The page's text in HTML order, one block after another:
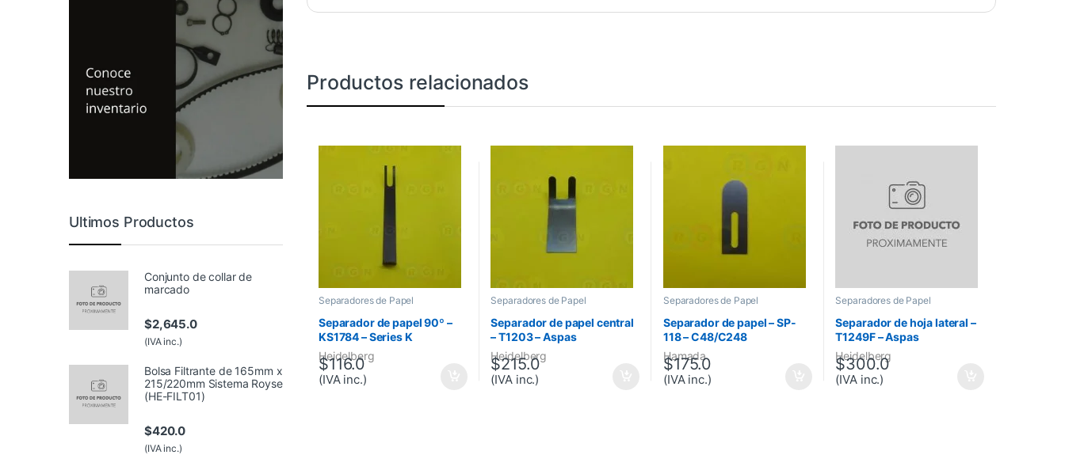
Productos relacionados
Separadores de Papel
Separador de papel 90º –
KS1784 – Series K
Heidelberg
$116.0
(IVA inc.)
Separadores de Papel
Separador de papel central
– T1203 – Aspas
Heidelberg
$215.0
(IVA inc.)
Separadores de Papel
Separador de papel – SP-
118 – C48/C248
Hamada
$175.0
(IVA inc.)
Separadores de Papel
Separador de hoja lateral –
T1249F – Aspas
Heidelberg
$300.0
(IVA inc.)
Ultimos Productos
Conjunto de collar de
marcado
$2,645.0
(IVA inc.)
Bolsa Filtrante de 165mm x
215/220mm Sistema Royse
(HE-FILT01)
$420.0
(IVA inc.)